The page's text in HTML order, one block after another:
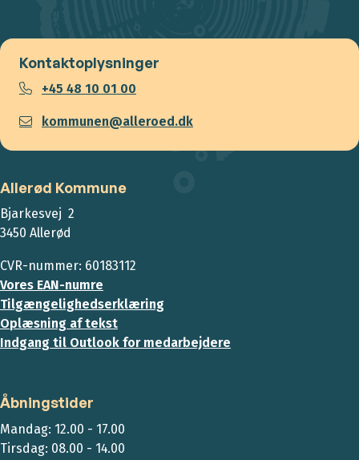
Kontaktoplysninger
+45 48 10 01 00
kommunen@alleroed.dk
Allerød Kommune
Bjarkesvej 2
3450 Allerød
CVR-nummer: 60183112
Vores EAN-numre
Tilgængelighedserklæring
Oplæsning af tekst
Indgang til Outlook for medarbejdere
Åbningstider
Mandag: 12.00 - 17.00
Tirsdag: 08.00 - 14.00